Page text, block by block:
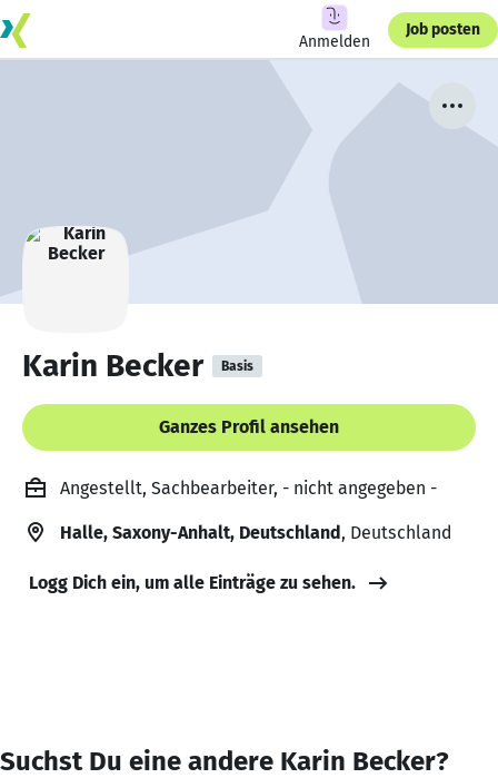
Anmelden
Job posten
Karin Becker Basis
Ganzes Profil ansehen
Angestellt, Sachbearbeiter, - nicht angegeben -
Halle, Saxony-Anhalt, Deutschland, Deutschland
Logg Dich ein, um alle Einträge zu sehen.
Suchst Du eine andere Karin Becker?